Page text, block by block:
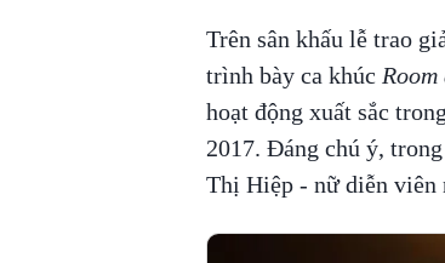
Trên sân khấu lễ trao
trình bày ca khúc
hoạt động xuất sắc
2017. Đáng chú ý,
Thị Hiệp - nữ diễn viên